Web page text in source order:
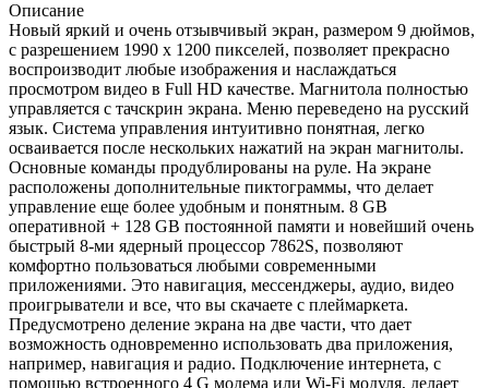
Описание
Новый яркий и очень отзывчивый экран, размером 9 дюймов,
с разрешением 1990 х 1200 пикселей, позволяет прекрасно
воспроизводит любые изображения и наслаждаться
просмотром видео в Full HD качестве. Магнитола полностью
управляется с тачскрин экрана. Меню переведено на русский
язык. Система управления интуитивно понятная, легко
осваивается после нескольких нажатий на экран магнитолы.
Основные команды продублированы на руле. На экране
расположены дополнительные пиктограммы, что делает
управление еще более удобным и понятным. 8 GB
оперативной + 128 GB постоянной памяти и новейший очень
быстрый 8-ми ядерный процессор 7862S, позволяют
комфортно пользоваться любыми современными
приложениями. Это навигация, мессенджеры, аудио, видео
проигрыватели и все, что вы скачаете с плеймаркета.
Предусмотрено деление экрана на две части, что дает
возможность одновременно использовать два приложения,
например, навигация и радио. Подключение интернета, с
помощью встроенного 4 G модема или Wi-Fi модуля, делает